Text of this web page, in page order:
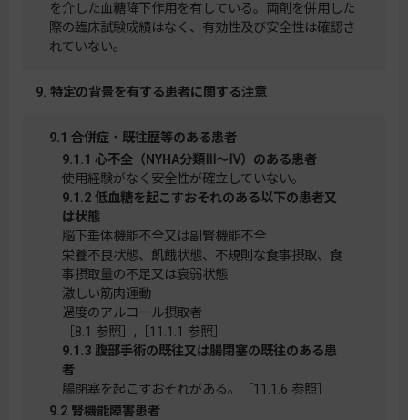
を介した血糖降下作用を有している。両剤を併用した
際の臨床試験成績はなく、有効性及び安全性は確認さ
れていない。
9. 特定の背景を有する患者に関する注意
9.1 合併症・既往歴等のある患者
9.1.1 心不全（NYHA分類Ⅲ～Ⅳ）のある患者
使用経験がなく安全性が確立していない。
9.1.2 低血糖を起こすおそれのある以下の患者又
は状態
脳下垂体機能不全又は副腎機能不全
栄養不良状態、飢餓状態、不規則な食事摂取、食
事摂取量の不足又は衰弱状態
激しい筋肉運動
過度のアルコール摂取者
［8.1 参照］,［11.1.1 参照］
9.1.3 腹部手術の既往又は腸閉塞の既往のある患
者
腸閉塞を起こすおそれがある。［11.1.6 参照］
9.2 腎機能障害患者